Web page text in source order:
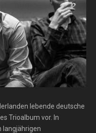
lebende deutsche
Trioalbum vor. In
langjährigen